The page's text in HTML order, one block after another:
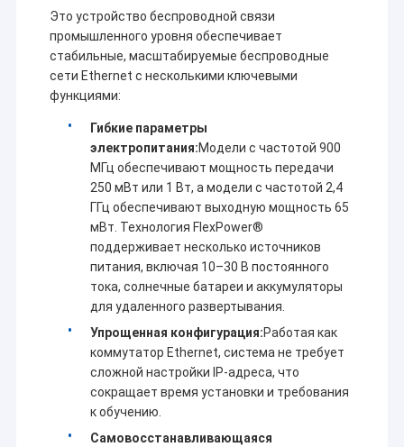
Это устройство беспроводной связи
промышленного уровня обеспечивает
стабильные, масштабируемые беспроводные
сети Ethernet с несколькими ключевыми
функциями:
Гибкие параметры
электропитания:Модели с частотой 900
МГц обеспечивают мощность передачи
250 мВт или 1 Вт, а модели с частотой 2,4
ГГц обеспечивают выходную мощность 65
мВт. Технология FlexPower®
поддерживает несколько источников
питания, включая 10–30 В постоянного
тока, солнечные батареи и аккумуляторы
для удаленного развертывания.
Упрощенная конфигурация:Работая как
коммутатор Ethernet, система не требует
сложной настройки IP-адреса, что
сокращает время установки и требования
к обучению.
Самовосстанавливающаяся